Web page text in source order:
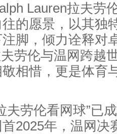
Lauren拉夫劳
的愿景，以其独
脚，倾力诠释对
劳伦与温网跨越
相惜，更是体育
夫劳伦看网球”已
2025年，温网决